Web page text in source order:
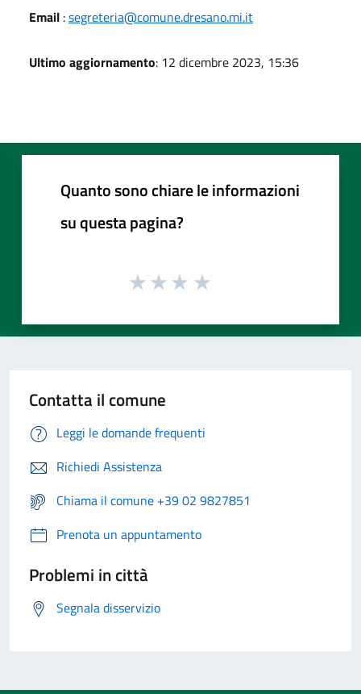
Email :segreteria@comune.dresano.mi.it
Ultimo aggiornamento: 12 dicembre 2023, 15:36
Quanto sono chiare le informazioni
su questa pagina?
Contatta il comune
Leggi le domande frequenti
Richiedi Assistenza
Chiama il comune +39 02 9827851
Prenota un appuntamento
Problemi in città
Segnala disservizio